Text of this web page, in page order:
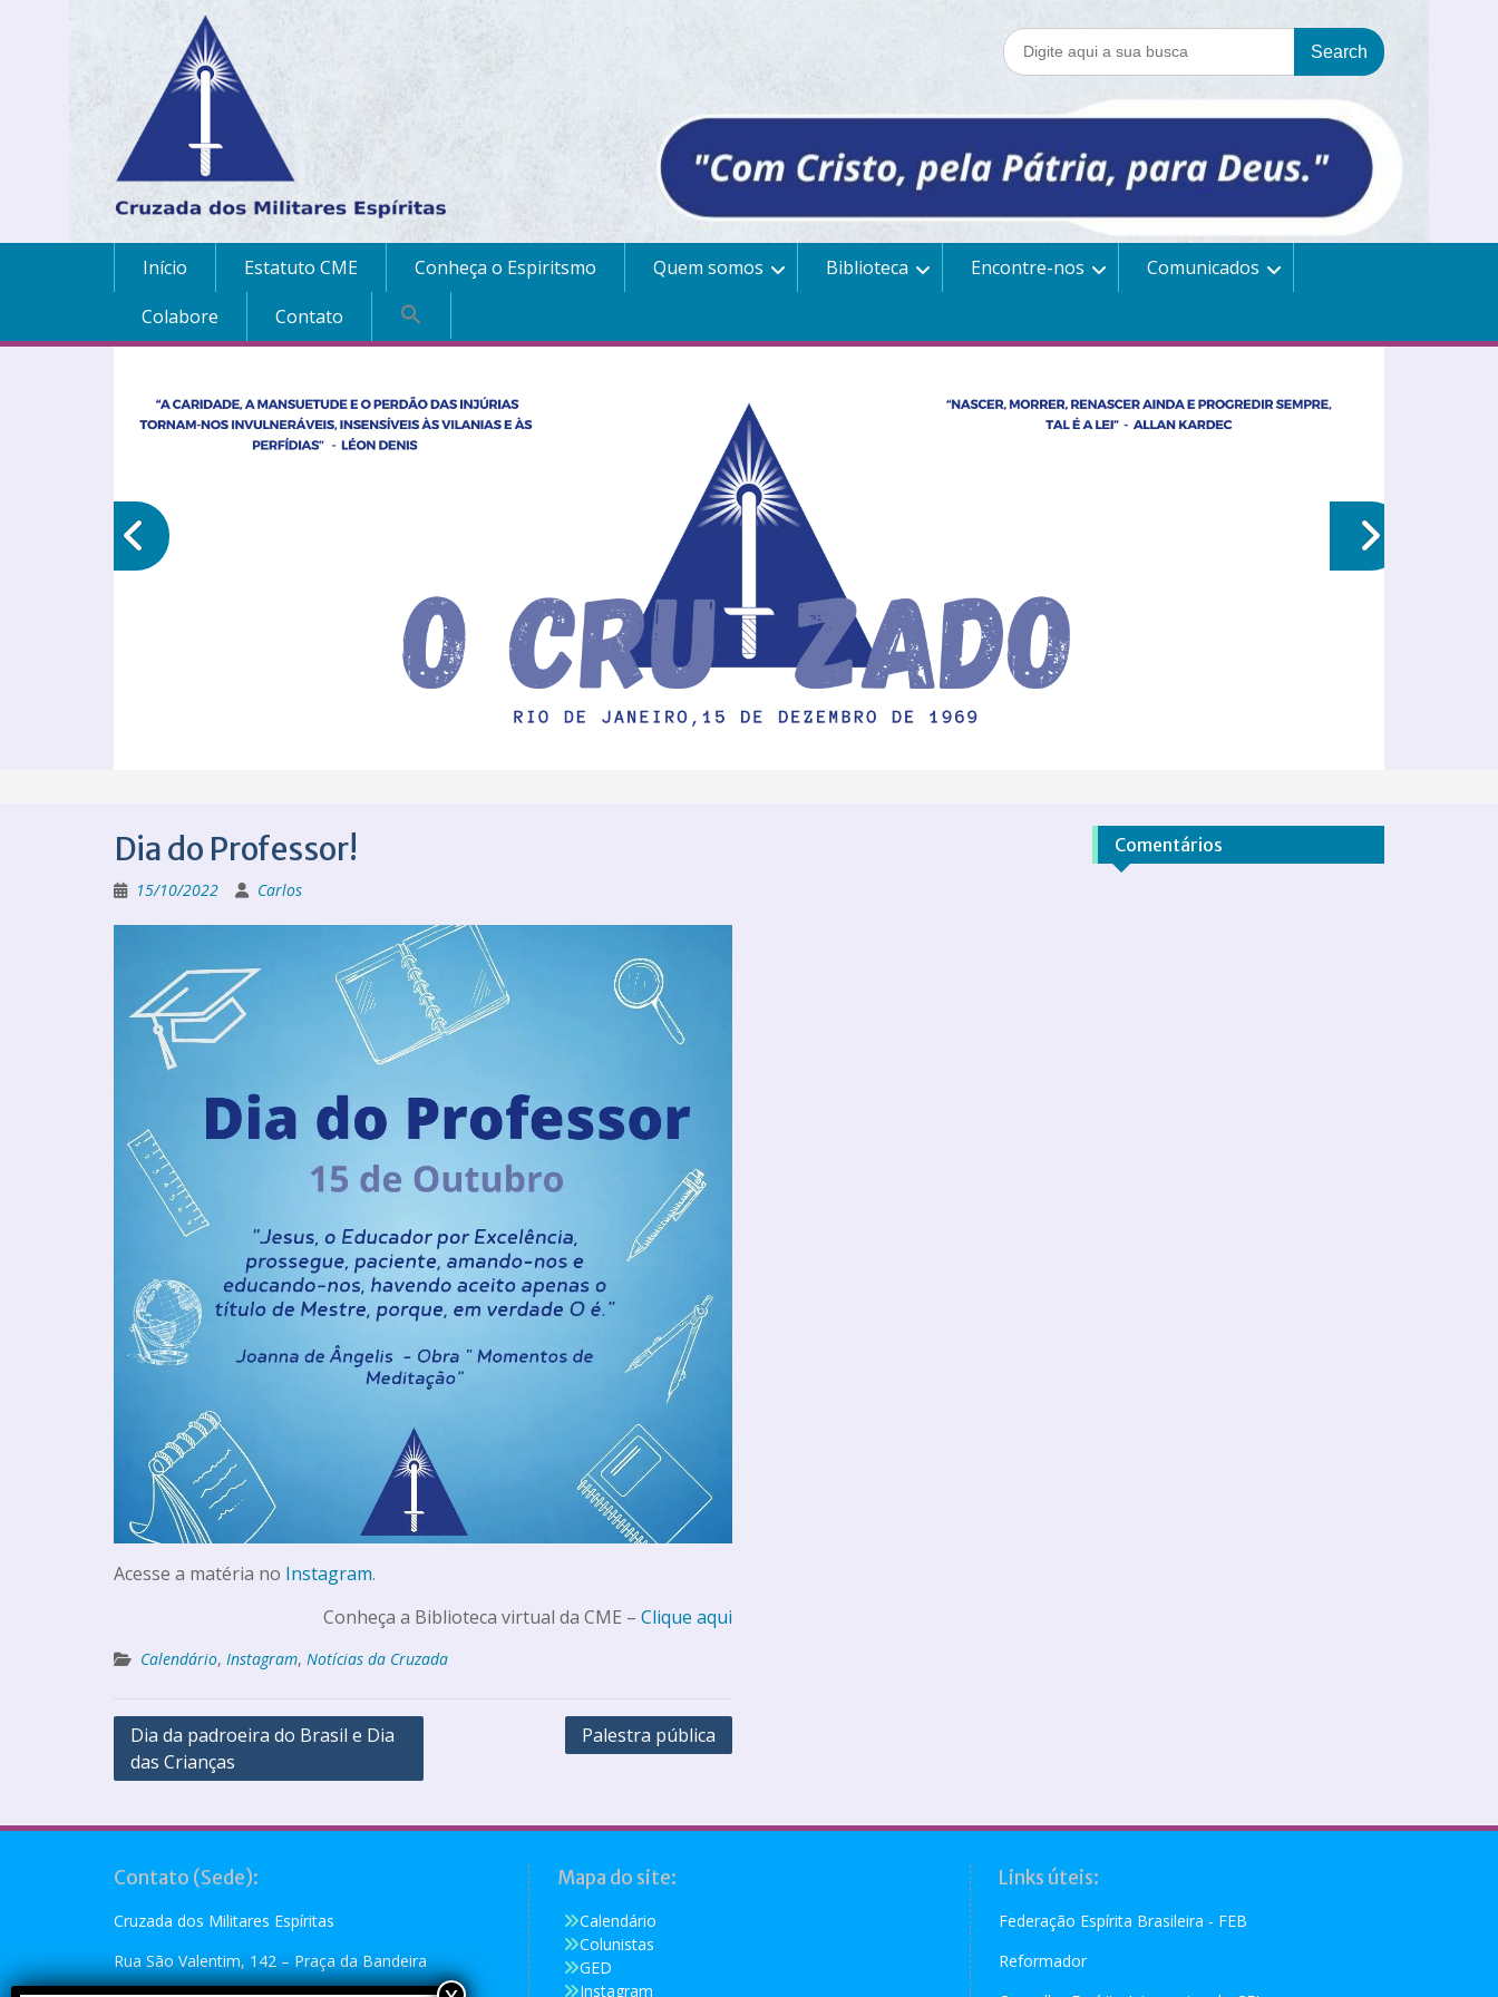
Início Estatuto CME Conheça o Espiritsmo Quem somos Biblioteca Encontre-nos
Comunicados
Colabore
Contato
Dia do Professor!
15/10/2022 Carlos
Acesse a matéria no Instagram.
Conheça a Biblioteca virtual da CME – Clique aqui
Calendário, Instagram, Notícias da Cruzada
Dia da padroeira do Brasil e Dia
das Crianças
Palestra pública
Comentários
Contato (Sede):
Cruzada dos Militares Espíritas
Rua São Valentim, 142 – Praça da Bandeira
Mapa do site:
Calendário
Colunistas
GED
Instagram
Links úteis:
Federação Espírita Brasileira - FEB
Reformador